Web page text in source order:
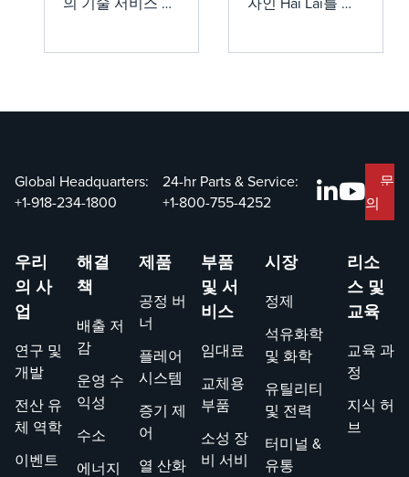
할을 맡아 고객 서
속적으로 확장해
왔습니다. 실무 접
기 제어 및 바이오
가스 장비가 현장
에서 원활하게 작
동하도록 합니다.
그의 경력 여정, 좋
아하는 전통, 그리
고 John Zink에서
그가 탁월한 능력
을 발휘할 수 있었
던 원동력을 살펴
장비, 회사 문화 및
니다. 수년에 걸쳐
그는 프로젝트 관
전환했으며 결국
증기 제어 팀의 기
술 책임자가 되었
습니다. John Zink
에서 그의 여정은
지속적인 학습, 멘
토링 및
NOxSTAR™ 저NOx
연소기 기술과 같
은 혁신적인 프로
Global Headquarters:
+1-918-234-1800
24-hr Parts & Service:
+1-800-755-4252
문
의
우리
의 사
업
연구 및
개발
전산 유
체 역학
이벤트
해결
책
배출 저
감
운영 수
익성
수소
에너지
제품
공정 버
너
플레어
시스템
증기 제
어
열 산화
부품
및 서
비스
임대료
교체용
부품
소성 장
비 서비
시장
정제
석유화학
및 화학
유틸리티
및 전력
터미널 &
유통
리소
스 및
교육
교육 과
정
지식 허
브